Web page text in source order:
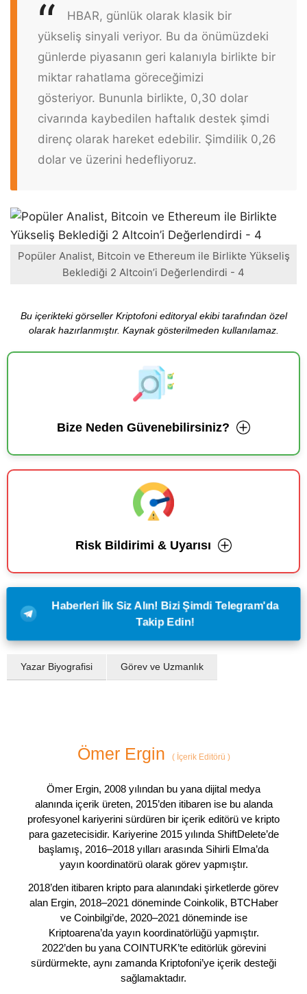
HBAR, günlük olarak klasik bir
yükseliş sinyali veriyor. Bu da önümüzdeki
günlerde piyasanın geri kalanıyla birlikte bir
miktar rahatlama göreceğimizi
gösteriyor. Bununla birlikte, 0,30 dolar
civarında kaybedilen haftalık destek şimdi
direnç olarak hareket edebilir. Şimdilik 0,26
dolar ve üzerini hedefliyoruz.
Popüler Analist, Bitcoin ve Ethereum ile Birlikte Yükseliş
Beklediği 2 Altcoin’i Değerlendirdi - 4
Bu içerikteki görseller Kriptofoni editoryal ekibi tarafından özel
olarak hazırlanmıştır. Kaynak gösterilmeden kullanılamaz.
Bize Neden Güvenebilirsiniz?
Risk Bildirimi & Uyarısı
Haberleri İlk Siz Alın! Bizi Şimdi Telegram'da
Takip Edin!
Yazar Biyografisi Görev ve Uzmanlık
Ömer Ergin (İçerik Editörü )
Ömer Ergin, 2008 yılından bu yana dijital medya
alanında içerik üreten, 2015’den itibaren ise bu alanda
profesyonel kariyerini sürdüren bir içerik editörü ve kripto
para gazetecisidir. Kariyerine 2015 yılında ShiftDelete’de
başlamış, 2016–2018 yılları arasında Sihirli Elma’da
yayın koordinatörü olarak görev yapmıştır.
2018’den itibaren kripto para alanındaki şirketlerde görev
alan Ergin, 2018–2021 döneminde Coinkolik, BTCHaber
ve Coinbilgi’de, 2020–2021 döneminde ise
Kriptoarena’da yayın koordinatörlüğü yapmıştır.
2022’den bu yana COINTURK’te editörlük görevini
sürdürmekte, aynı zamanda Kriptofoni’ye içerik desteği
sağlamaktadır.